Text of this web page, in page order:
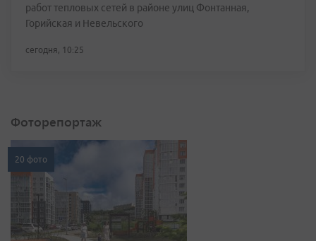
работ тепловых сетей в районе улиц Фонтанная,
Горийская и Невельского
сегодня, 10:25
Фоторепортаж
20 фото